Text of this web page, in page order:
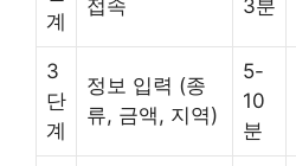
계
접속 3분
3
단
계
정보 입력 (종
류, 금액, 지역)
5-
10
분